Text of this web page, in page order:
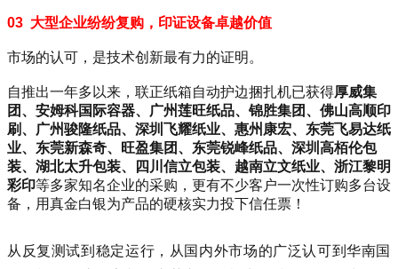
03 大型企业纷纷复购，印证设备卓越价值
市场的认可，是技术创新最有力的证明。
自推出一年多以来，联正纸箱自动护边捆扎机已获得厚威集
团 、安姆科国际容器、广州莲旺纸品、锦胜集团、 佛山高顺印
刷 、广州骏隆纸品、深圳飞耀纸业、惠州康宏、东莞飞易达纸
业、 东莞新森奇、旺盈集团、东莞锐峰纸品、深圳高栢伦包
装、湖北太升包装、四川信立包装、越南立文纸业、浙江黎明
彩印等多家知名企业的采购，更有不少客户一次性订购多台设
备，用真金白银为产品的硬核实力投下信任票！
从反复测试到稳定运行，从国内外市场的广泛认可到华南国